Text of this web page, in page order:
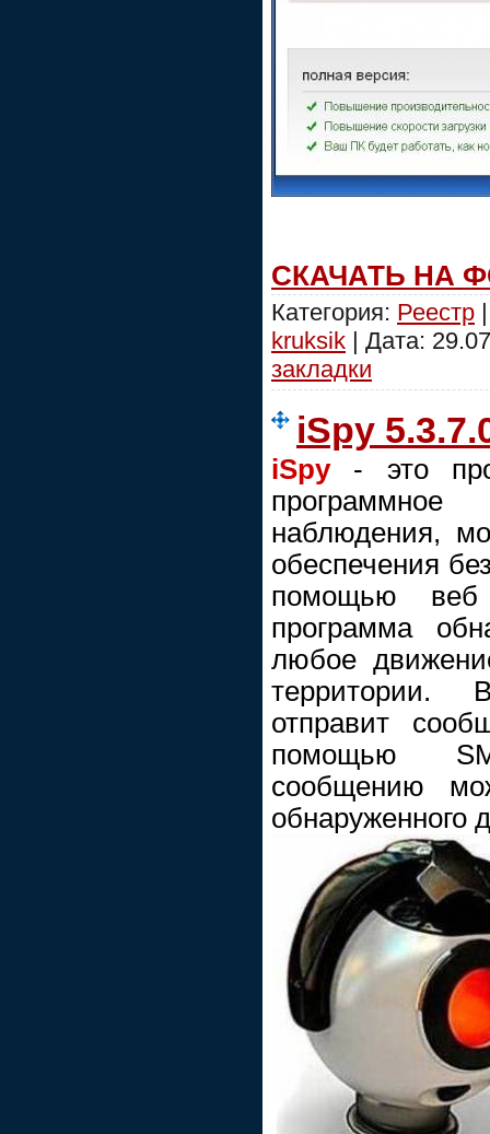
СКАЧАТЬ НА
Категория: Реестр
kruksik | Дата:
закладки
iSpy
iSpy- это
наблюдения,
обеспечения
помощью
программа
любое
территории.
отправит
помощью
сообщению
обнаруженного